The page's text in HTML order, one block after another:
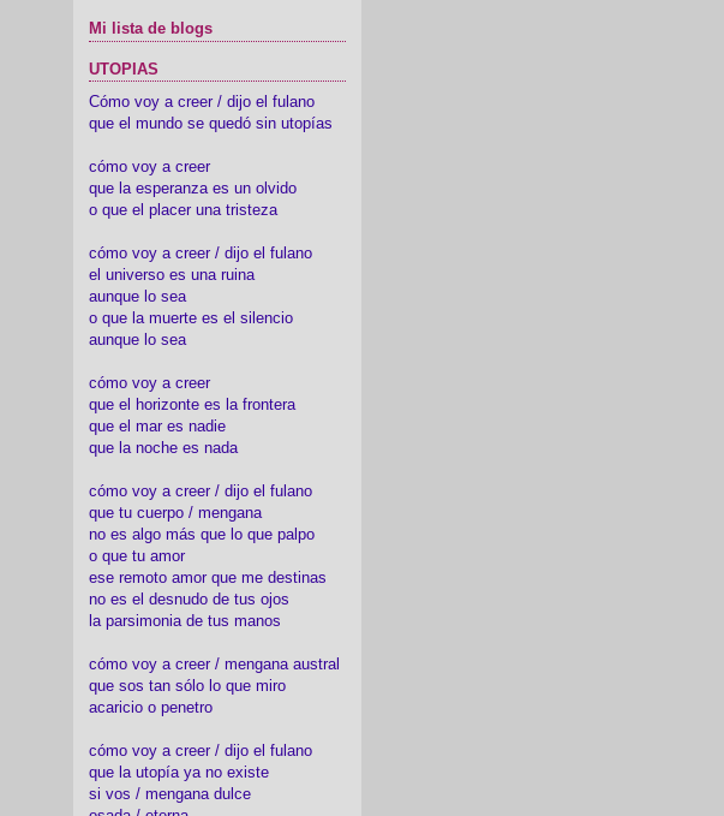
Mi lista de blogs
UTOPIAS
Cómo voy a creer / dijo el fulano
que el mundo se quedó sin utopías
cómo voy a creer
que la esperanza es un olvido
o que el placer una tristeza
cómo voy a creer / dijo el fulano
el universo es una ruina
aunque lo sea
o que la muerte es el silencio
aunque lo sea
cómo voy a creer
que el horizonte es la frontera
que el mar es nadie
que la noche es nada
cómo voy a creer / dijo el fulano
que tu cuerpo / mengana
no es algo más que lo que palpo
o que tu amor
ese remoto amor que me destinas
no es el desnudo de tus ojos
la parsimonia de tus manos
cómo voy a creer / mengana austral
que sos tan sólo lo que miro
acaricio o penetro
cómo voy a creer / dijo el fulano
que la utopía ya no existe
si vos / mengana dulce